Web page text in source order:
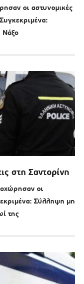
οι αστυνομικές
Νάξο
στη Σαντορίνη
οι
Σύλληψη μη
της